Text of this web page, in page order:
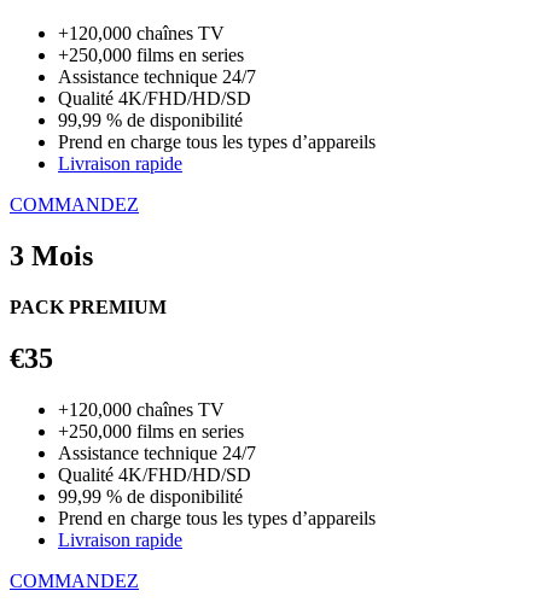
+120,000 chaînes TV
+250,000 films en series
Assistance technique 24/7
Qualité 4K/FHD/HD/SD
99,99 % de disponibilité
Prend en charge tous les types d’appareils
Livraison rapide
COMMANDEZ
3 Mois
PACK PREMIUM
€35
+120,000 chaînes TV
+250,000 films en series
Assistance technique 24/7
Qualité 4K/FHD/HD/SD
99,99 % de disponibilité
Prend en charge tous les types d’appareils
Livraison rapide
COMMANDEZ